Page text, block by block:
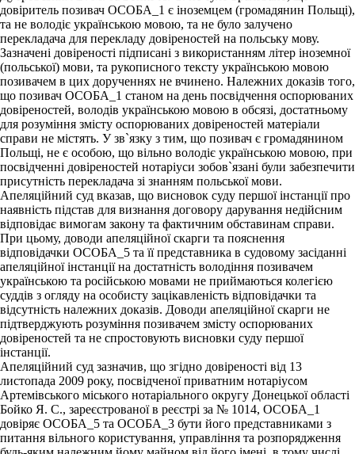
довіритель позивач ОСОБА_1 є іноземцем (громадянин Польщі),
та не володіє українською мовою, та не було залучено
перекладача для перекладу довіреностей на польську мову.
Зазначені довіреності підписані з використанням літер іноземної
(польської) мови, та рукописного тексту українською мовою
позивачем в цих дорученнях не вчинено. Належних доказів того,
що позивач ОСОБА_1 станом на день посвідчення оспорюваних
довіреностей, володів українською мовою в обсязі, достатньому
для розуміння змісту оспорюваних довіреностей матеріали
справи не містять. У зв`язку з тим, що позивач є громадянином
Польщі, не є особою, що вільно володіє українською мовою, при
посвідченні довіреностей нотаріуси зобов`язані були забезпечити
присутність перекладача зі знанням польської мови.
Апеляційний суд вказав, що висновок суду першої інстанції про
наявність підстав для визнання договору дарування недійсним
відповідає вимогам закону та фактичним обставинам справи.
При цьому, доводи апеляційної скарги та пояснення
відповідачки ОСОБА_5 та її представника в судовому засіданні
апеляційної інстанції на достатність володіння позивачем
українською та російською мовами не приймаються колегією
суддів з огляду на особисту зацікавленість відповідачки та
відсутність належних доказів. Доводи апеляційної скарги не
підтверджують розуміння позивачем змісту оспорюваних
довіреностей та не спростовують висновки суду першої
інстанції.
Апеляційний суд зазначив, що згідно довіреності від 13
листопада 2009 року, посвідченої приватним нотаріусом
Артемівського міського нотаріального округу Донецької області
Бойко Я. С., зареєстрованої в реєстрі за № 1014, ОСОБА_1
довіряє ОСОБА_5 та ОСОБА_3 бути його представниками з
питання вільного користування, управління та розпорядження